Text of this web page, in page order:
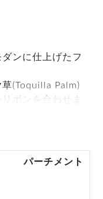
ンに仕上げたフ
(Toquilla Palm)
ボンを合わせま
いに上品な印象
パーチメント